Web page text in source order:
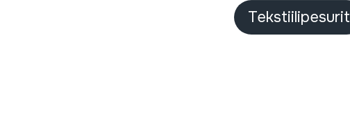
Tekstiilipesurit